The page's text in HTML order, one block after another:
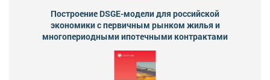
Построение DSGE-модели для российской
экономики с первичным рынком жилья и
многопериодными ипотечными контрактами